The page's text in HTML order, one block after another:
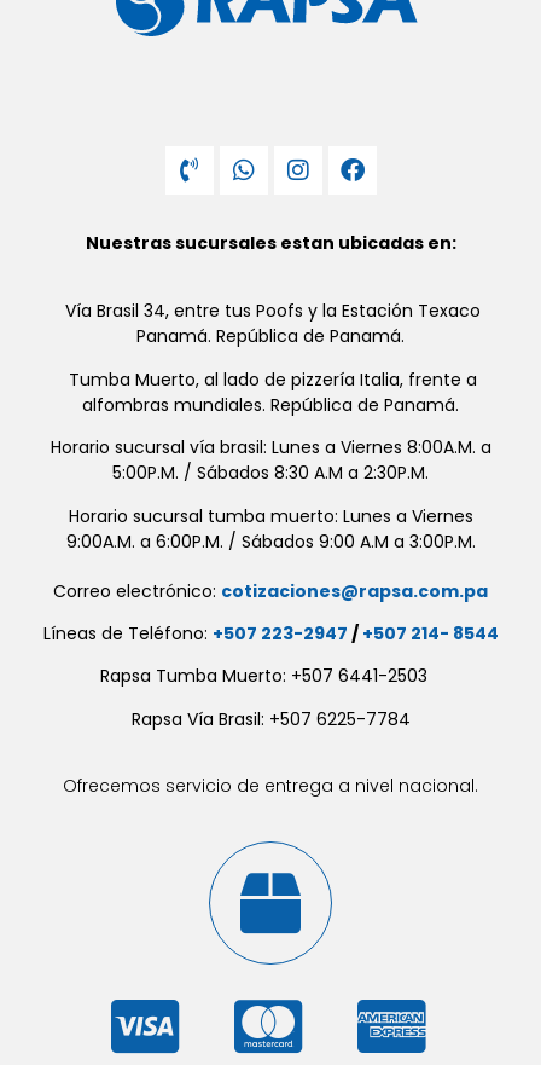
Nuestras sucursales estan ubicadas en:
Vía Brasil 34, entre tus Poofs y la Estación Texaco
Panamá. República de Panamá.
Tumba Muerto, al lado de pizzería Italia, frente a
alfombras mundiales. República de Panamá.
Horario sucursal vía brasil: Lunes a Viernes 8:00A.M. a
5:00P.M. / Sábados 8:30 A.M a 2:30P.M.
Horario sucursal tumba muerto: Lunes a Viernes
9:00A.M. a 6:00P.M. / Sábados 9:00 A.M a 3:00P.M.
Correo electrónico: cotizaciones@rapsa.com.pa
Líneas de Teléfono: +507 223-2947 / +507 214- 8544
Rapsa Tumba Muerto: +507 6441-2503
Rapsa Vía Brasil: +507 6225-7784
Ofrecemos servicio de entrega a nivel nacional.